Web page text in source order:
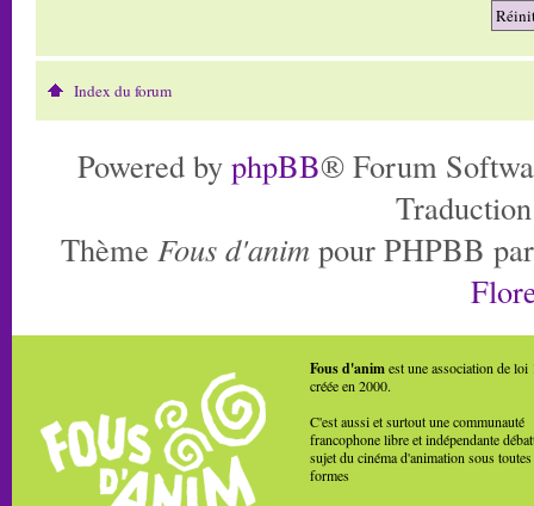
Index du forum
Powered by phpBB® Forum
Thème Fous d'anim pour PHPBB
Fous d'animest une association de loi
créée en 2000.
C'est aussi et surtout une communauté
francophone libre et indépendante
sujet du cinéma d'animation sous toutes
formes